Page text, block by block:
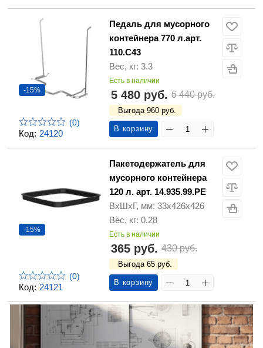
Код: 24120
-15%
(0)
Педаль для мусорного
контейнера 770 л.арт.
110.С43
Вес, кг: 3.3
Есть в наличии
5 480 руб. 6 440 руб.
Выгода 960 руб.
В корзину
Код: 24121
-15%
(0)
Пакетодержатель для
мусорного контейнера
120 л. арт. 14.935.99.PE
ВхШхГ, мм: 33х426х426
Вес, кг: 0.28
Есть в наличии
365 руб. 430 руб.
Выгода 65 руб.
В корзину